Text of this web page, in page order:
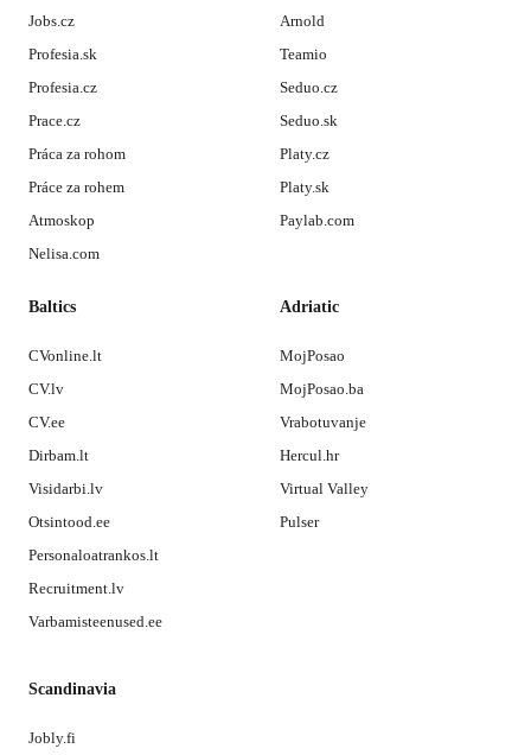
Jobs.cz
Profesia.sk
Profesia.cz
Prace.cz
Práca za rohom
Práce za rohem
Atmoskop
Nelisa.com
Arnold
Teamio
Seduo.cz
Seduo.sk
Platy.cz
Platy.sk
Paylab.com
Baltics
CVonline.lt
CV.lv
CV.ee
Dirbam.lt
Visidarbi.lv
Otsintood.ee
Personaloatrankos.lt
Recruitment.lv
Varbamisteenused.ee
Adriatic
MojPosao
MojPosao.ba
Vrabotuvanje
Hercul.hr
Virtual Valley
Pulser
Scandinavia
Jobly.fi